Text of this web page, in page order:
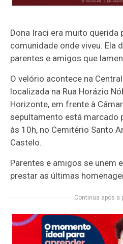
Dona Iraci era muito querida
comunidade onde viveu. Ela
parentes e amigos que
O velório acontece na
localizada na Rua Horázio
Horizonte, em frente à
sepultamento está marcado
às 10h, no Cemitério Santo
Castelo.
Parentes e amigos se unem
prestar as últimas
Continua após a